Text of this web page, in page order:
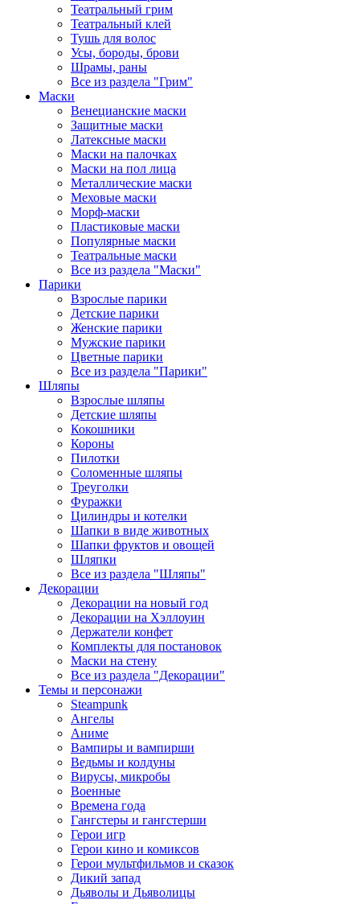
Театральный грим
Театральный клей
Тушь для волос
Усы, бороды, брови
Шрамы, раны
Все из раздела "Грим"
Маски
Венецианские маски
Защитные маски
Латексные маски
Маски на палочках
Маски на пол лица
Металлические маски
Меховые маски
Морф-маски
Пластиковые маски
Популярные маски
Театральные маски
Все из раздела "Маски"
Парики
Взрослые парики
Детские парики
Женские парики
Мужские парики
Цветные парики
Все из раздела "Парики"
Шляпы
Взрослые шляпы
Детские шляпы
Кокошники
Короны
Пилотки
Соломенные шляпы
Треуголки
Фуражки
Цилиндры и котелки
Шапки в виде животных
Шапки фруктов и овощей
Шляпки
Все из раздела "Шляпы"
Декорации
Декорации на новый год
Декорации на Хэллоуин
Держатели конфет
Комплекты для постановок
Маски на стену
Все из раздела "Декорации"
Темы и персонажи
Steampunk
Ангелы
Аниме
Вампиры и вампирши
Ведьмы и колдуны
Вирусы, микробы
Военные
Времена года
Гангстеры и гангстерши
Герои игр
Герои кино и комиксов
Герои мультфильмов и сказок
Дикий запад
Дьяволы и Дьяволицы